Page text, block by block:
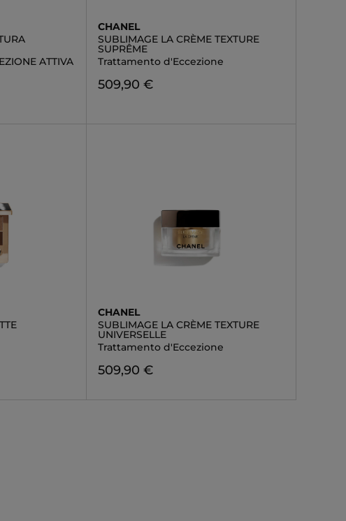
ATTIVA
CHANEL
SUBLIMAGE LA CRÈME TEXTURE
SUPRÊME
Trattamento d'Eccezione
509,90 €
CHANEL
SUBLIMAGE LA CRÈME TEXTURE
UNIVERSELLE
Trattamento d'Eccezione
509,90 €